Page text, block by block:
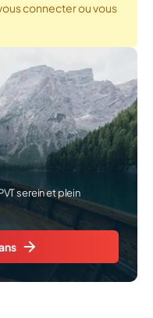
connecter ou vous
serein et plein